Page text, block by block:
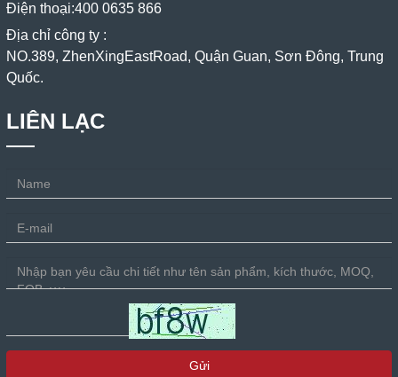
Điện thoại:400 0635 866
Địa chỉ công ty :
NO.389, ZhenXingEastRoad, Quận Guan, Sơn Đông, Trung
Quốc.
LIÊN LẠC
Gửi